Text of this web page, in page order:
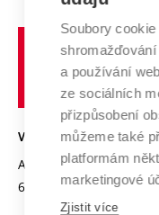
Systém zajišťování
Výzkumné
Transfer znalostí
Open Science
Projekty
Projekty ze
Specifický výzkum
Spolupráce se školami
Služby univerzity
Mezinárodní dohody
Univerzitní sítě
Profil univerzity
Udržitelná univerzita
Podnikavá univerzita /
Bezpečná univerzita
Vyznamenání
Organizační struktura
VYSOKÉ UČENÍ
Antonínská 548/1
602 00 Brno
Soubory
a používání
ze sociálních
přizpůsobení
můžeme také
platformám
marketingové
Zjistit více